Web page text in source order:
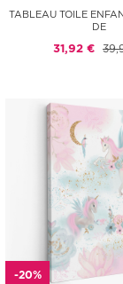
TABLEAU TOILE
DE
31,92 €
-20%